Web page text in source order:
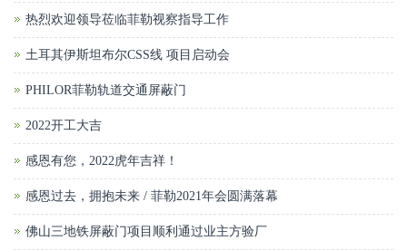
热烈欢迎领导莅临菲勒视察指导工作
土耳其伊斯坦布尔CSS线 项目启动会
PHILOR菲勒轨道交通屏蔽门
2022开工大吉
感恩有您，2022虎年吉祥！
感恩过去，拥抱未来 / 菲勒2021年会圆满落幕
佛山三地铁屏蔽门项目顺利通过业主方验厂